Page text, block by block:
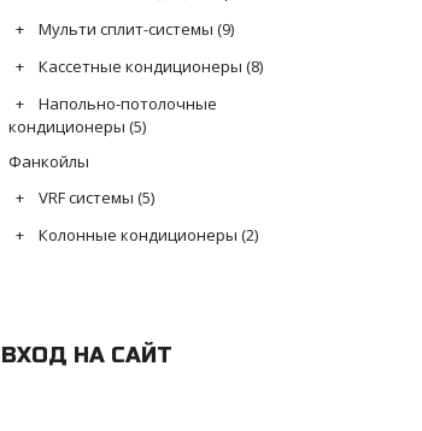
Мульти сплит-системы (9)
Кассетные кондиционеры (8)
Напольно-потолочные
кондиционеры (5)
Фанкойлы
VRF системы (5)
Колонные кондиционеры (2)
ВХОД НА САЙТ